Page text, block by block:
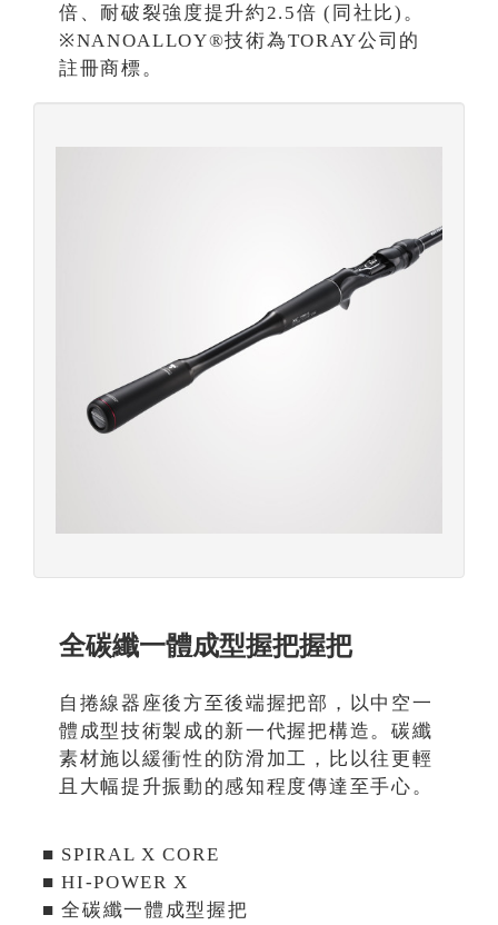
倍、耐破裂強度提升約2.5倍 (同社比)。
※NANOALLOY®技術為TORAY公司的
註冊商標。
全碳纖一體成型握把握把
自捲線器座後方至後端握把部，以中空一
體成型技術製成的新一代握把構造。碳纖
素材施以緩衝性的防滑加工，比以往更輕
且大幅提升振動的感知程度傳達至手心。
■ SPIRAL X CORE
■ HI-POWER X
■ 全碳纖一體成型握把